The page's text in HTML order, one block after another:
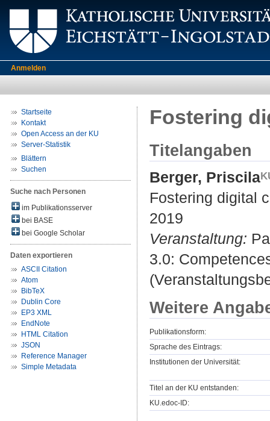
Anmelden
Startseite
Kontakt
Open Access an der KU
Server-Statistik
Blättern
Suchen
Suche nach Personen
im Publikationsserver
bei BASE
bei Google Scholar
Daten exportieren
ASCII Citation
Atom
BibTeX
Dublin Core
EP3 XML
EndNote
HTML Citation
JSON
Reference Manager
Simple Metadata
Fostering
Titelangaben
Berger, Priscila
Fostering digital
2019
Veranstaltung:
3.0:
Weitere
Publikationsform:
Sprache des Eintrags:
Institutionen der Universität:
Titel an der KU entstanden:
KU.edoc-ID: